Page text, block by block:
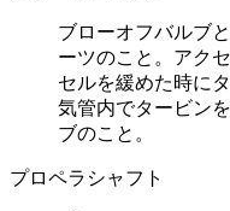
ブローオフバルブ
ーツのこと。アク
セルを緩めた時に
気管内でタービン
ブのこと。
プロペラシャフト